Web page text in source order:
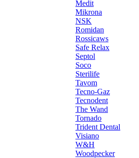
Medit
Mikrona
NSK
Romidan
Rossicaws
Safe Relax
Septol
Soco
Sterilife
Tavom
Tecno-Gaz
Tecnodent
The Wand
Tornado
Trident Dental
Visiano
W&H
Woodpecker